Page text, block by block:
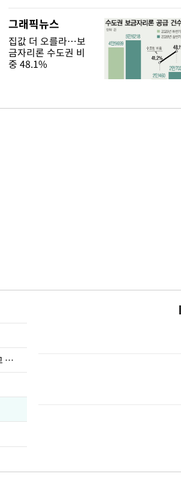
그래픽뉴스
집값 더 오를라…보
금자리론 수도권 비
중 48.1%
장영란 "쌍커풀 3번 밖에…왜 성형미인이라고 하냐"